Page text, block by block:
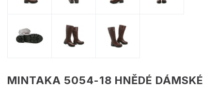
MINTAKA 5054-18 HNĚDÉ DÁMSKÉ